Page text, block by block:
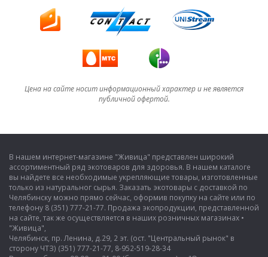
Цена на сайте носит информационный характер и не является
публичной офертой.
В нашем интернет-магазине "Живица" представлен широкий
ассортиментный ряд экотоваров для здоровья. В нашем каталоге
вы найдете все необходимые укрепляющие товары, изготовленные
только из натуральног сырья. Заказать экотовары с доставкой по
Челябинску можно прямо сейчас, оформив покупку на сайте или по
телефону 8 (351) 777-21-77. Продажа экопродукции, представленной
на сайте, так же осуществляется в наших розничных магазинах •
"Живица",
Челябинск, пр. Ленина, д.29, 2 эт. (ост. "Центральный рынок" в
сторону ЧТЗ) (351) 777-21-77, 8-952-519-28-34